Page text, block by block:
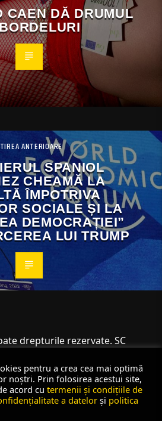
CAEN DĂ DRUMUL
ANTERIOARE
SPANIOL
CHEAMĂ LA
ÎMPOTRIVA
SOCIALE ȘI LA
DEMOCRAȚIEI”
LUI TRUMP
drepturile rezervate. SC
pentru a crea cea mai optimă
noștri. Prin folosirea acestui site,
acord cu termenii și condițiile de
a datelor și politica